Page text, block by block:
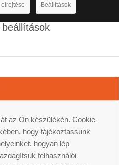
elrejtése Beállítások
beállítások
az Ön készülékén. Cookie-
hogy tájékoztassunk
hogyan lép
felhasználói